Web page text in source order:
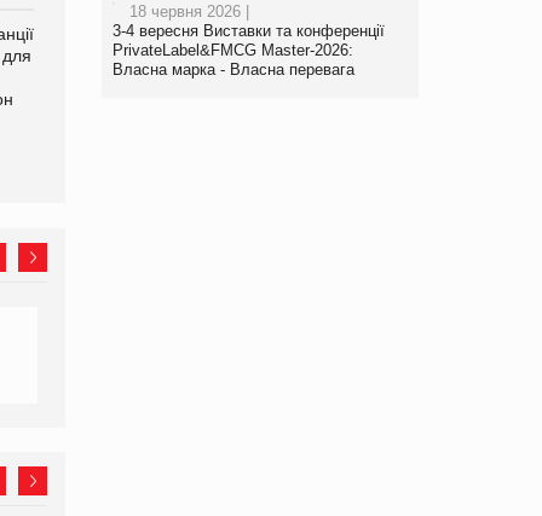
Amazon поверне клієнтам
600 млн доларів за раніше
сплачені мита
У Євросоюзі набули
чинності нові правила
щодо штучного інтелекту
18 червня 2026 |
3-4 вересня Виставки та конференції
PrivateLabel&FMCG Master-2026:
Власна марка - Власна перевага